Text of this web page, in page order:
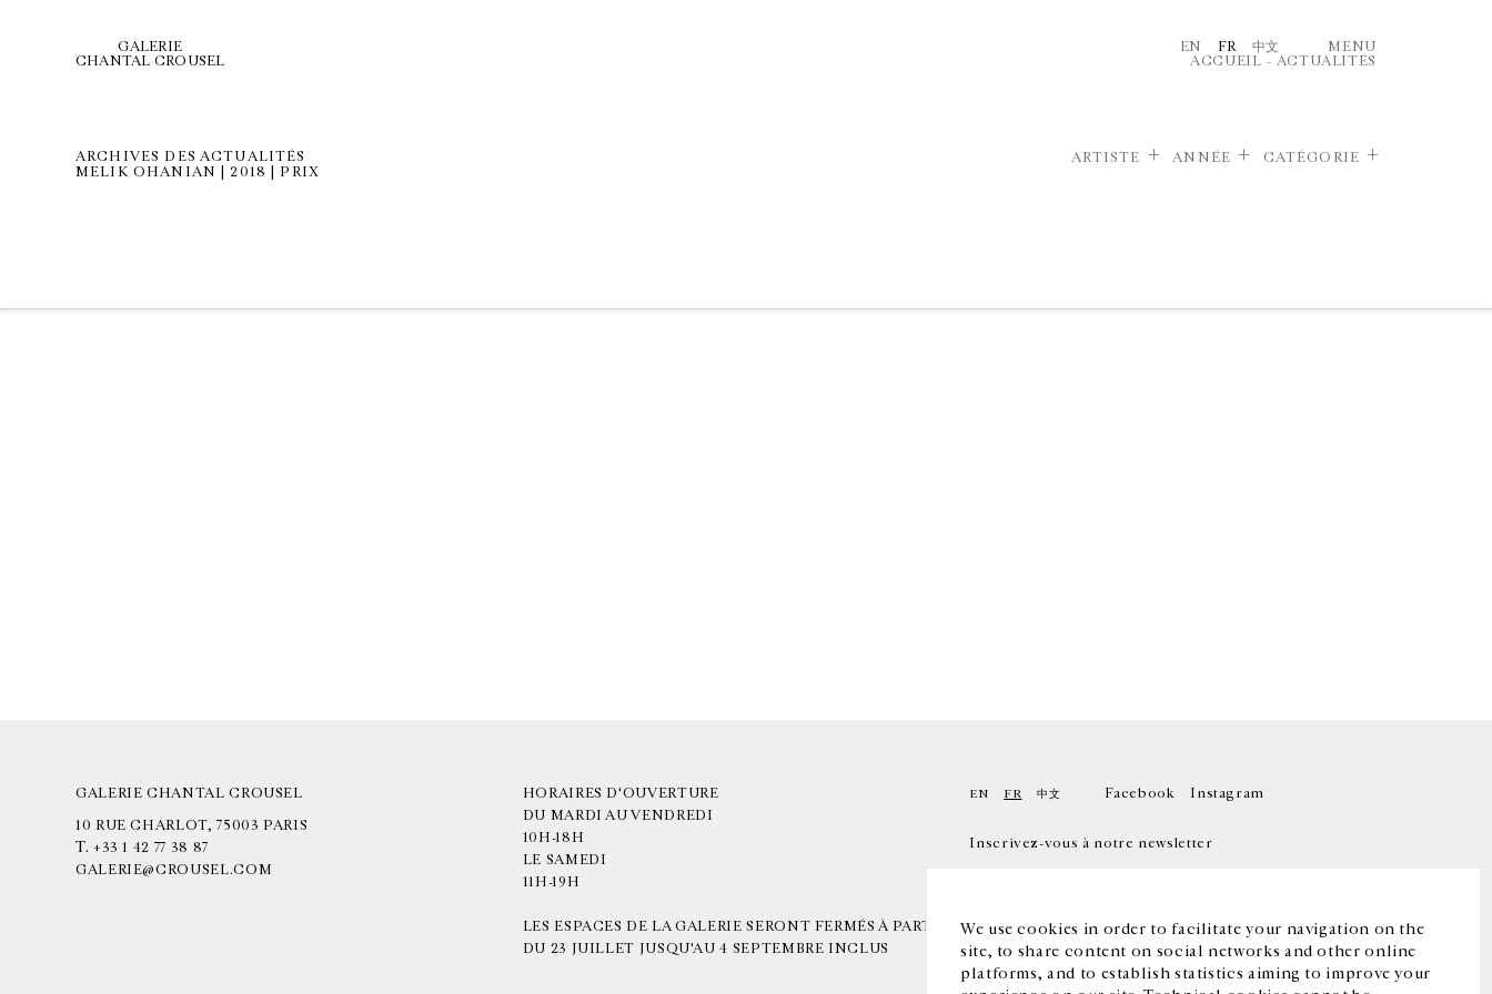
We use cookies in order to facilitate your navigation on the
site, to share content on social networks and other online
platforms, and to establish statistics aiming to improve your
GALERIE
CHANTAL CROUSEL
EN FR 中文
MENU
ACCUEIL – ACTUALITÉS
ARCHIVES DES ACTUALITÉS
MELIK OHANIAN | 2018 | PRIX
ARTISTE ANNÉE CATÉGORIE
GALERIE CHANTAL CROUSEL
10 RUE CHARLOT, 75003 PARIS
T. +33 1 42 77 38 87
GALERIE@CROUSEL.COM
HORAIRES D'OUVERTURE
DU MARDI AU VENDREDI
10H-18H
LE SAMEDI
11H-19H
LES ESPACES DE LA GALERIE SERONT FERMÉS À PARTIR
DU 23 JUILLET JUSQU'AU 4 SEPTEMBRE INCLUS
EN FR 中文 Facebook Instagram
Inscrivez-vous à notre newsletter